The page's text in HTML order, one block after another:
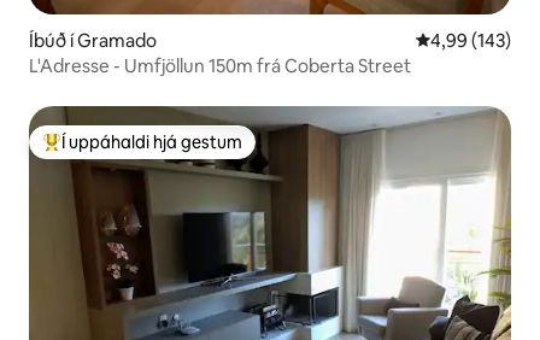
Íbúð í Gramado 4,99 af 5 í
4,99 (143)
L'Adresse - Umfjöllun 150m frá Coberta Street
Í mestu uppáhaldi hjá gestum
Í uppáhaldi hjá gestum